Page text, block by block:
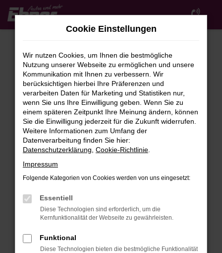
Zum
Hauptinhalt
FEHLER: NETWORK ERROR
Beim Laden ist ein Fehler aufgetreten.
Hier sind ein paar Tipps, die dir helfen können:
Überprüfe deine Firewall und deine
Internetverbindung.
Laden andere Webseiten, zum Beispiel deine
Manche Erweiterungen, wie Werbeblocker,
verhindern. Funktioniert die Seite in einem
anderen Browser oder in einem privaten
Cookie Einstellungen
Wir nutzen Cookies, um Ihnen die bestmögliche
Nutzung unserer Webseite zu ermöglichen und unsere
Kommunikation mit Ihnen zu verbessern. Wir
berücksichtigen hierbei Ihre Präferenzen und
verarbeiten Daten für Marketing und Statistiken nur,
wenn Sie uns Ihre Einwilligung geben. Wenn Sie zu
einem späteren Zeitpunkt Ihre Meinung ändern, können
Sie die Einwilligung jederzeit für die Zukunft widerrufen.
Weitere Informationen zum Umfang der
Datenverarbeitung finden Sie hier:
Datenschutzerklärung Cookie-Richtlinie
Impressum
Folgende Kategorien von Cookies werden von uns eingesetzt:
Essentiell
Diese Technologien sind erforderlich, um die
Kernfunktionalität der Webseite zu gewährleisten.
Funktional
Diese Technologien bieten die bestmögliche Funktionalität